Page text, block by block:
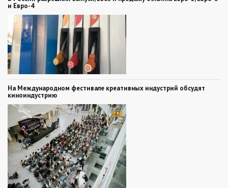
и Евро-4
На Международном фестивале креативных индустрий обсудят
киноиндустрию